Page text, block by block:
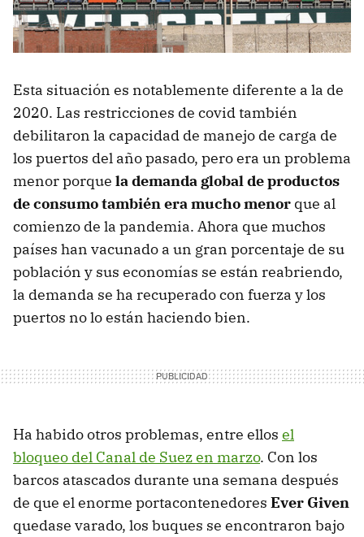
Esta situación es notablemente diferente a la de
2020. Las restricciones de covid también
debilitaron la capacidad de manejo de carga de
los puertos del año pasado, pero era un problema
menor porque la demanda global de productos
de consumo también era mucho menor que al
comienzo de la pandemia. Ahora que muchos
países han vacunado a un gran porcentaje de su
población y sus economías se están reabriendo,
la demanda se ha recuperado con fuerza y ​​los
puertos no lo están haciendo bien.
Ha habido otros problemas, entre ellos el
bloqueo del Canal de Suez en marzo. Con los
barcos atascados durante una semana después
de que el enorme portacontenedores Ever Given
quedase varado, los buques se encontraron bajo